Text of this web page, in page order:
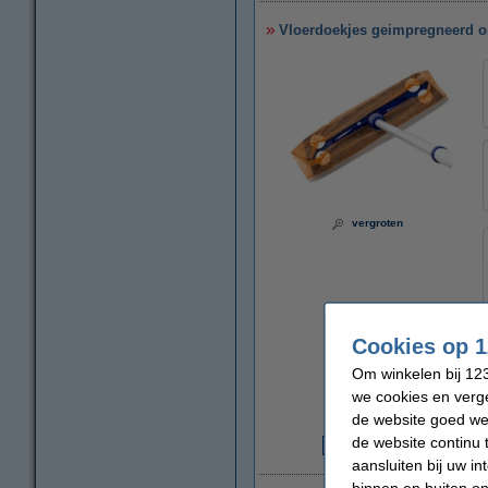
Vloerdoekjes geimpregneerd
vergroten
Cookies op
Om winkelen bij
we cookies en
de website goed
de website continu
aansluiten bij uw